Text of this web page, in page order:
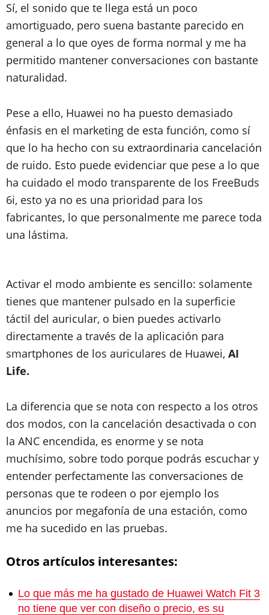
Sí, el sonido que te llega está un poco
amortiguado, pero suena bastante parecido en
general a lo que oyes de forma normal y me ha
permitido mantener conversaciones con bastante
naturalidad.
Pese a ello, Huawei no ha puesto demasiado
énfasis en el marketing de esta función, como sí
que lo ha hecho con su extraordinaria cancelación
de ruido. Esto puede evidenciar que pese a lo que
ha cuidado el modo transparente de los FreeBuds
6i, esto ya no es una prioridad para los
fabricantes, lo que personalmente me parece toda
una lástima.
Activar el modo ambiente es sencillo: solamente
tienes que mantener pulsado en la superficie
táctil del auricular, o bien puedes activarlo
directamente a través de la aplicación para
smartphones de los auriculares de Huawei, AI
Life.
La diferencia que se nota con respecto a los otros
dos modos, con la cancelación desactivada o con
la ANC encendida, es enorme y se nota
muchísimo, sobre todo porque podrás escuchar y
entender perfectamente las conversaciones de
personas que te rodeen o por ejemplo los
anuncios por megafonía de una estación, como
me ha sucedido en las pruebas.
Otros artículos interesantes:
Lo que más me ha gustado de Huawei Watch Fit 3
no tiene que ver con diseño o precio, es su